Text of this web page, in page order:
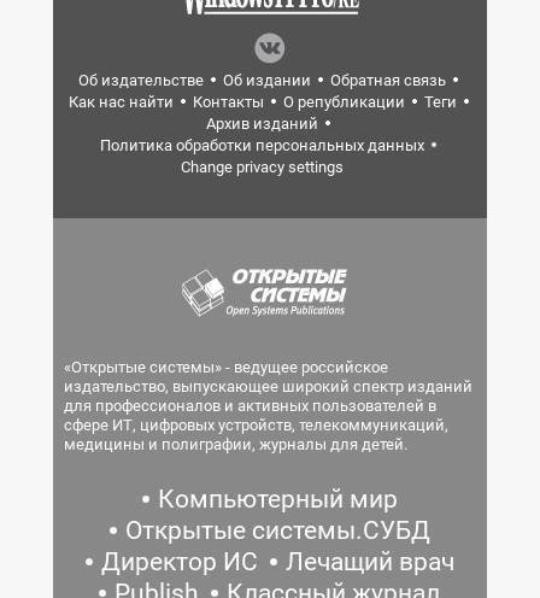
Об издательстве Об издании
Обратная связь
Как нас найти
Контакты О републикации
Теги
Архив изданий
Политика обработки персональных данных
Change privacy settings
«Открытые системы» - ведущее российское
издательство, выпускающее широкий спектр изданий
для профессионалов и активных пользователей в
сфере ИТ, цифровых устройств, телекоммуникаций,
медицины и полиграфии, журналы для детей.
Компьютерный мир
Открытые системы.СУБД
Директор ИС
Лечащий врач